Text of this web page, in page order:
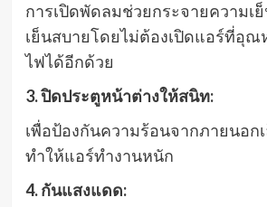
การเปิดพัดลมช่วยกระจายความเ
เย็นสบายโดยไม่ต้องเปิดแอร์ที่อุ
ไฟได้อีกด้วย
3. ปิดประตูหน้าต่างให้สนิท:
เพื่อป้องกันความร้อนจากภายนอก
ทำให้แอร์ทำงานหนัก
4. กันแสงแดด: